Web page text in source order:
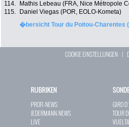
114.
Mathis Lebeau (FRA, Nice Métropole
115.
Daniel Viegas (POR, EOLO-Kometa)
�bersicht Tour du Poitou-Charentes
COOKIE EINSTELLUNGEN |
RUBRIKEN
PROFI-NEWS
JEDERMANN-NEWS
LIVE
GIRO
TOUR